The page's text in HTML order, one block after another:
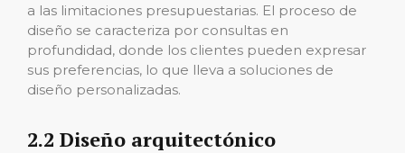
a las limitaciones presupuestarias. El proceso de
diseño se caracteriza por consultas en
profundidad, donde los clientes pueden expresar
sus preferencias, lo que lleva a soluciones de
diseño personalizadas.
2.2 Diseño arquitectónico